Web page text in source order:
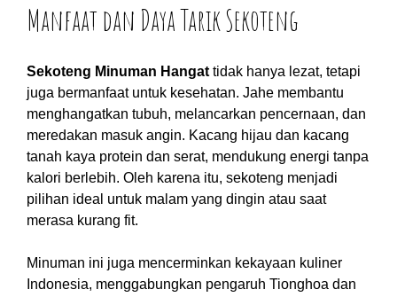
Manfaat dan Daya Tarik Sekoteng
Sekoteng Minuman Hangat tidak hanya lezat, tetapi
juga bermanfaat untuk kesehatan. Jahe membantu
menghangatkan tubuh, melancarkan pencernaan, dan
meredakan masuk angin. Kacang hijau dan kacang
tanah kaya protein dan serat, mendukung energi tanpa
kalori berlebih. Oleh karena itu, sekoteng menjadi
pilihan ideal untuk malam yang dingin atau saat
merasa kurang fit.
Minuman ini juga mencerminkan kekayaan kuliner
Indonesia, menggabungkan pengaruh Tionghoa dan